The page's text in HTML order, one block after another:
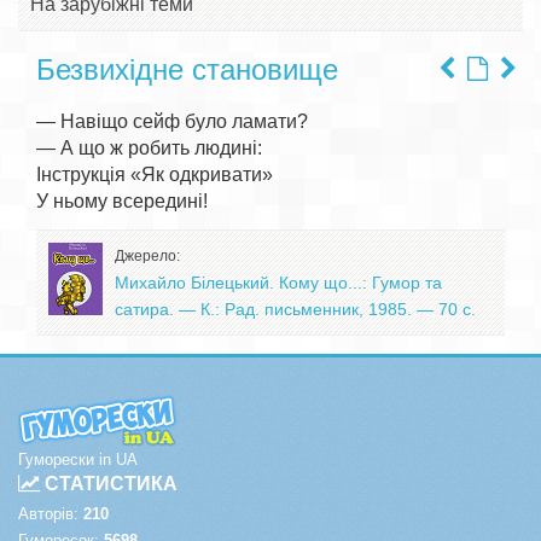
На зарубіжні теми
Безвихідне становище
— Навіщо сейф було ламати?
— А що ж робить людині:
Інструкція «Як одкривати»
Джерело:
Михайло Білецький. Кому що...: Гумор та
сатира. — К.: Рад. письменник, 1985. — 70 с.
Гуморески in UA
СТАТИСТИКА
Авторів: 210